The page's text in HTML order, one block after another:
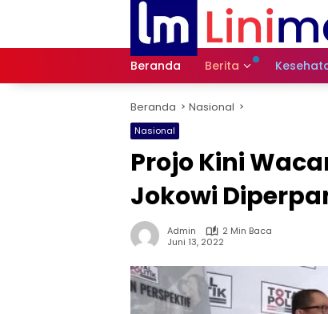
Beranda Berita
Beranda Nasional
Nasional
Projo Kini
Jokowi
Admin
2 Min Baca
Juni 13, 2022